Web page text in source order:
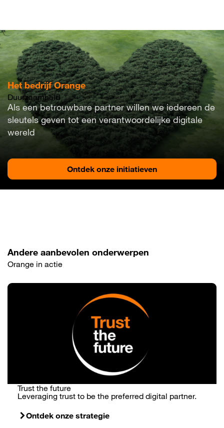
de
inhoud
gaan
Het bedrijf Orange
Duurzaamheid
Als een betrouwbare partner willen we iedereen de
sleutels geven tot een verantwoordelijke digitale
wereld​
Ontdek onze initiatieven
Andere aanbevolen onderwerpen
Orange in actie
Trust the future
Leveraging trust to be the preferred digital partner.
Ontdek onze strategie